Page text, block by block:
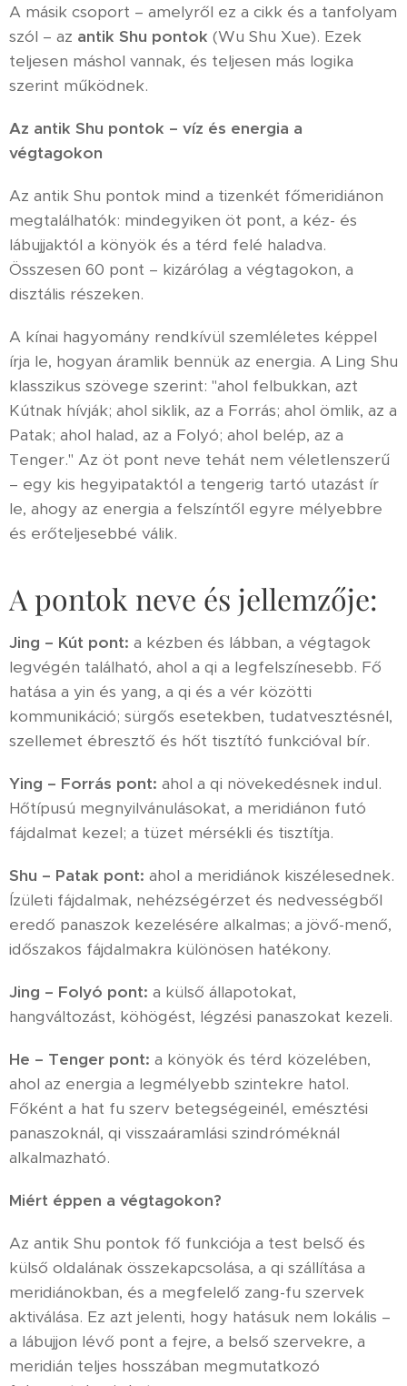
A másik csoport – amelyről ez a cikk és a tanfolyam
szól – az antik Shu pontok (Wu Shu Xue). Ezek
teljesen máshol vannak, és teljesen más logika
szerint működnek.
Az antik Shu pontok – víz és energia a
végtagokon
Az antik Shu pontok mind a tizenkét főmeridiánon
megtalálhatók: mindegyiken öt pont, a kéz- és
lábujjaktól a könyök és a térd felé haladva.
Összesen 60 pont – kizárólag a végtagokon, a
disztális részeken.
A kínai hagyomány rendkívül szemléletes képpel
írja le, hogyan áramlik bennük az energia. A Ling Shu
klasszikus szövege szerint: "ahol felbukkan, azt
Kútnak hívják; ahol siklik, az a Forrás; ahol ömlik, az a
Patak; ahol halad, az a Folyó; ahol belép, az a
Tenger." Az öt pont neve tehát nem véletlenszerű
– egy kis hegyipataktól a tengerig tartó utazást ír
le, ahogy az energia a felszíntől egyre mélyebbre
és erőteljesebbé válik.
A pontok neve és jellemzője:
Jing – Kút pont: a kézben és lábban, a végtagok
legvégén található, ahol a qi a legfelszínesebb. Fő
hatása a yin és yang, a qi és a vér közötti
kommunikáció; sürgős esetekben, tudatvesztésnél,
szellemet ébresztő és hőt tisztító funkcióval bír.
Ying – Forrás pont: ahol a qi növekedésnek indul.
Hőtípusú megnyilvánulásokat, a meridiánon futó
fájdalmat kezel; a tüzet mérsékli és tisztítja.
Shu – Patak pont: ahol a meridiánok kiszélesednek.
Ízületi fájdalmak, nehézségérzet és nedvességből
eredő panaszok kezelésére alkalmas; a jövő-menő,
időszakos fájdalmakra különösen hatékony.
Jing – Folyó pont: a külső állapotokat,
hangváltozást, köhögést, légzési panaszokat kezeli.
He – Tenger pont: a könyök és térd közelében,
ahol az energia a legmélyebb szintekre hatol.
Főként a hat fu szerv betegségeinél, emésztési
panaszoknál, qi visszaáramlási szindróméknál
alkalmazható.
Miért éppen a végtagokon?
Az antik Shu pontok fő funkciója a test belső és
külső oldalának összekapcsolása, a qi szállítása a
meridiánokban, és a megfelelő zang-fu szervek
aktiválása. Ez azt jelenti, hogy hatásuk nem lokális –
a lábujjon lévő pont a fejre, a belső szervekre, a
meridián teljes hosszában megmutatkozó